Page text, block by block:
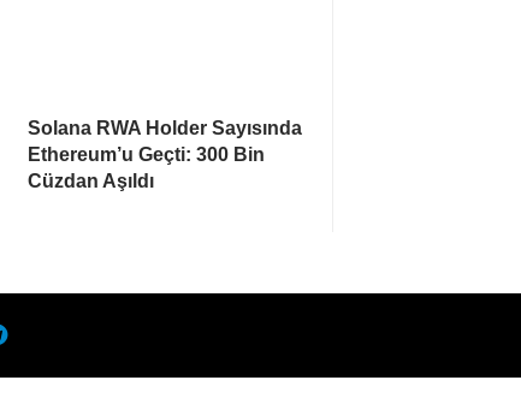
Solana RWA Holder Sayısında
Ethereum’u Geçti: 300 Bin
Cüzdan Aşıldı